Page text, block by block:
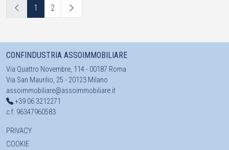
1 2
CONFINDUSTRIA ASSOIMMOBILIARE
Via Quattro Novembre, 114 - 00187 Roma
Via San Maurilio, 25 - 20123 Milano
assoimmobiliare@assoimmobiliare.it
+39 06 3212271
c.f. 96347960583
PRIVACY
COOKIE